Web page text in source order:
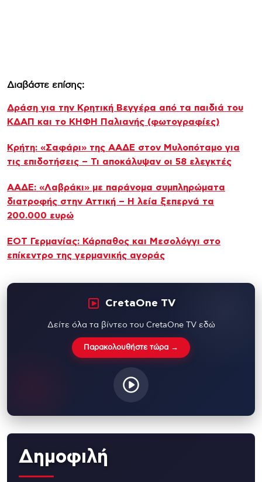
Διαβάστε επίσης:
Δράση για την Κρητική Βεγγέρα από τα παιδιά του
ΚΔΑΠ και το ΚΗΦΗ Παλιανής (φωτογραφίες)
Κρήτη: «Σαφάρι» της ΑΑΔΕ στον Μυλοπόταμο για
τις επιδοτήσεις – Τι αποκάλυψαν οι 58 ελεγκτές
ΑΑΔΕ: «Λαβράκι» με παράνομα συμπληρώματα
διατροφής στην Αττική – Η λεία ξεπερνά τα
200.000 ευρώ
ΕΟΤ Γερμανίας: Κάρπαθος και Μεσολόγγι στο
επίκεντρο της γερμανικής αγοράς
CretaOne TV
Δείτε όλα τα βίντεο του CretaOne TV εδώ
Παρακολουθήστε τώρα →
Δημοφιλή